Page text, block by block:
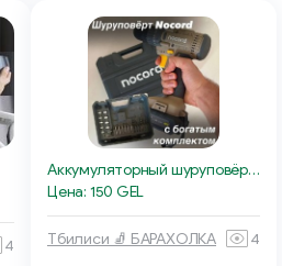
4
Аккумуляторный шуруповёрт NOCORD
Цена: 150 GEL
Тбилиси 🧦 БАРАХОЛКА 4